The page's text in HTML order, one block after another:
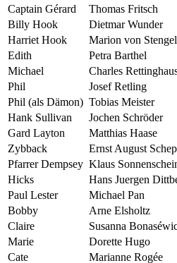
Captain Gérard
Thomas Fritsch
Billy Hook
Dietmar Wunder
Harriet Hook
Marion von Stengel
Edith
Petra Barthel
Michael
Charles
Phil
Josef Retling
Phil (als Dämon) Tobias Meister
Hank Sullivan
Jochen Schröder
Gard Layton
Matthias Haase
Zybback
Ernst August
Pfarrer Dempsey Klaus
Hicks
Hans Juergen
Paul Lester
Michael Pan
Bobby
Arne Elsholtz
Claire
Susanna
Marie
Dorette Hugo
Cate
Marianne Rogée